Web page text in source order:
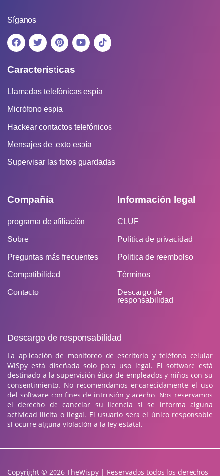
Síganos
Características
Llamadas telefónicas espía
Micrófono espía
Hackear contactos telefónicos
Mensajes de texto espía
Supervisar las fotos guardadas
Compañía
programa de afiliación
Sobre
Preguntas más frecuentes
Compatibilidad
Contacto
Información legal
CLUF
Política de privacidad
Politica de reembolso
Términos
Descargo de
responsabilidad
Descargo de responsabilidad
La aplicación de monitoreo de escritorio y teléfono celular
WiSpy está diseñada solo para uso legal. El software está
destinado a la supervisión ética de empleados y niños con su
consentimiento. No recomendamos encarecidamente el uso
del software con fines de intrusión y acecho. Nos reservamos
el derecho de cancelar su licencia si se informa alguna
actividad ilícita o ilegal. El usuario será el único responsable
si ocurre alguna violación a la ley estatal.
Copyright © 2026 TheWispy | Reservados todos los derechos